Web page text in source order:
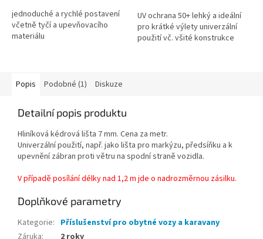
5
hvězdiček.
jednoduché a rychlé postavení
včetně tyčí a upevňovacího
materiálu
5
hvězdiček.
UV ochrana 50+ lehký a ideální
pro krátké výlety univerzální
použití vč. všité konstrukce
Popis Podobné (1) Diskuze
Detailní popis produktu
Hliníková kédrová lišta 7 mm. Cena za metr.
Univerzální použití, např. jako lišta pro markýzu, předsíňku a k
upevnění zábran proti větru na spodní straně vozidla.
V případě posílání délky nad 1,2 m jde o nadrozměrnou zásilku.
Doplňkové parametry
Kategorie: Příslušenství pro obytné vozy a karavany
Záruka:
2 roky